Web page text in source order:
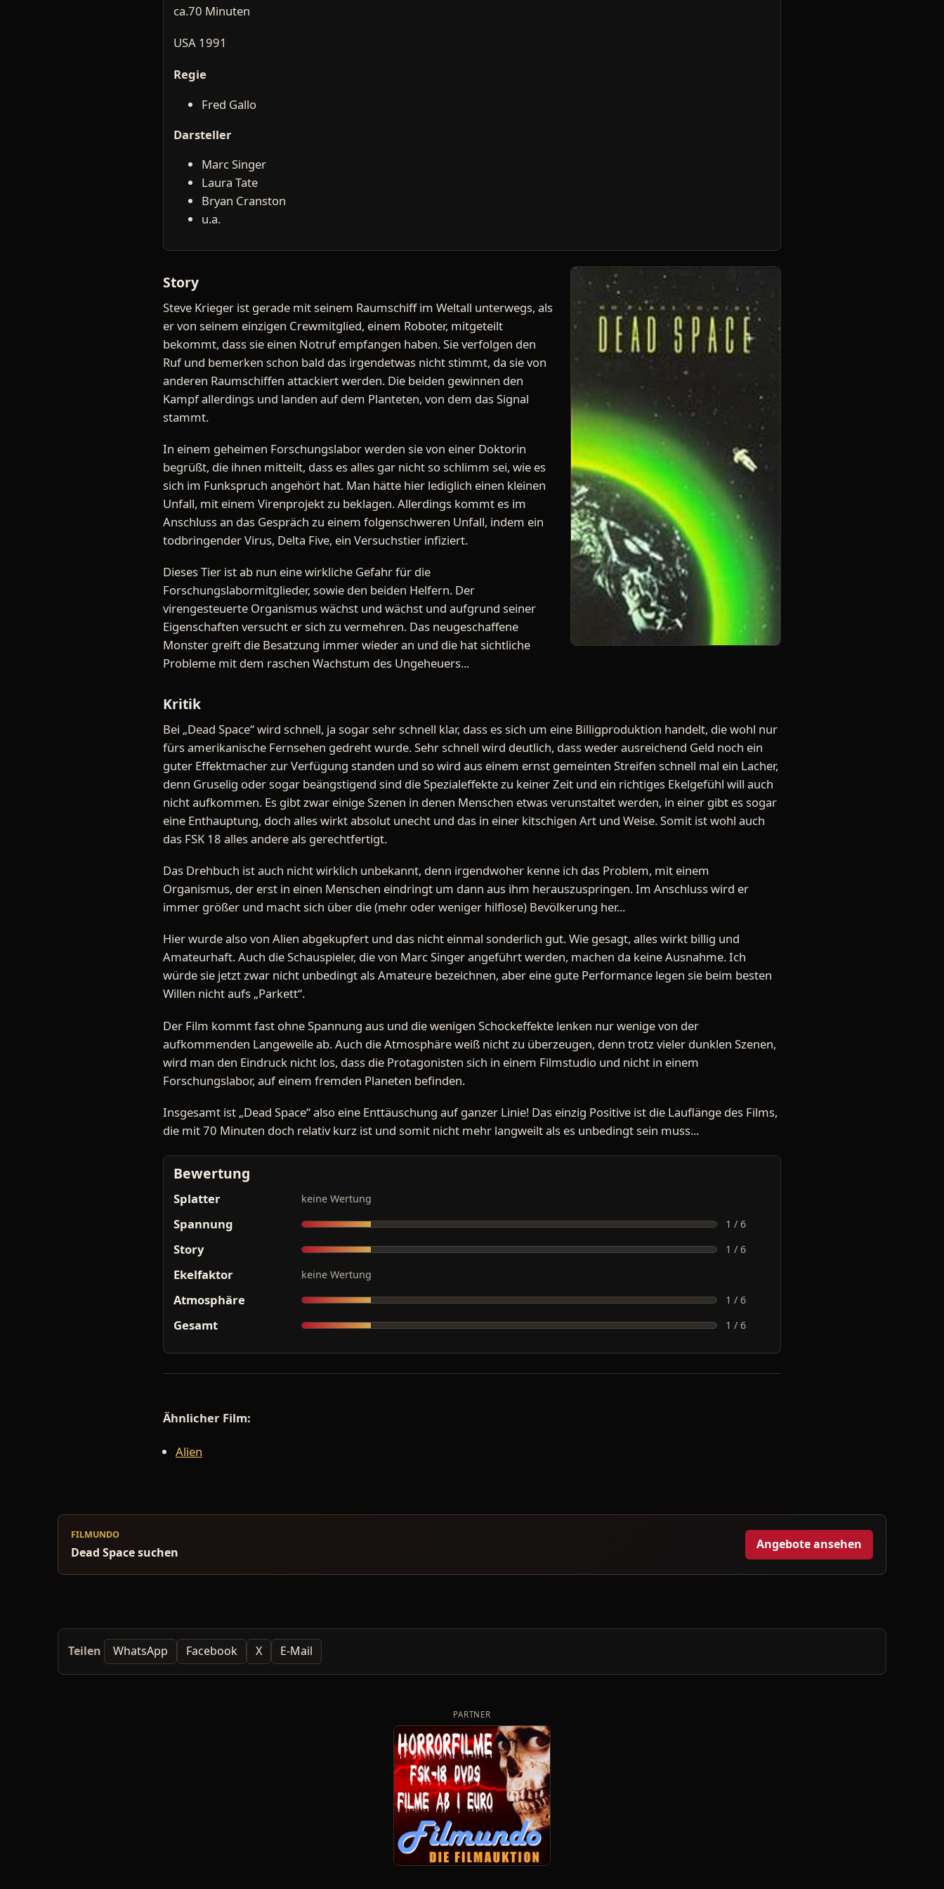
ca.70 Minuten
USA 1991
Regie
Fred Gallo
Darsteller
Marc Singer
Laura Tate
Bryan Cranston
u.a.
Story
Steve Krieger ist gerade mit seinem Raumschiff im Weltall unterwegs, als
er von seinem einzigen Crewmitglied, einem Roboter, mitgeteilt
bekommt, dass sie einen Notruf empfangen haben. Sie verfolgen den
Ruf und bemerken schon bald das irgendetwas nicht stimmt, da sie von
anderen Raumschiffen attackiert werden. Die beiden gewinnen den
Kampf allerdings und landen auf dem Planteten, von dem das Signal
stammt.
In einem geheimen Forschungslabor werden sie von einer Doktorin
begrüßt, die ihnen mitteilt, dass es alles gar nicht so schlimm sei, wie es
sich im Funkspruch angehört hat. Man hätte hier lediglich einen kleinen
Unfall, mit einem Virenprojekt zu beklagen. Allerdings kommt es im
Anschluss an das Gespräch zu einem folgenschweren Unfall, indem ein
todbringender Virus, Delta Five, ein Versuchstier infiziert.
Dieses Tier ist ab nun eine wirkliche Gefahr für die
Forschungslabormitglieder, sowie den beiden Helfern. Der
virengesteuerte Organismus wächst und wächst und aufgrund seiner
Eigenschaften versucht er sich zu vermehren. Das neugeschaffene
Monster greift die Besatzung immer wieder an und die hat sichtliche
Probleme mit dem raschen Wachstum des Ungeheuers...
Kritik
Bei „Dead Space“ wird schnell, ja sogar sehr schnell klar, dass es sich um eine Billigproduktion handelt, die wohl nur
fürs amerikanische Fernsehen gedreht wurde. Sehr schnell wird deutlich, dass weder ausreichend Geld noch ein
guter Effektmacher zur Verfügung standen und so wird aus einem ernst gemeinten Streifen schnell mal ein Lacher,
denn Gruselig oder sogar beängstigend sind die Spezialeffekte zu keiner Zeit und ein richtiges Ekelgefühl will auch
nicht aufkommen. Es gibt zwar einige Szenen in denen Menschen etwas verunstaltet werden, in einer gibt es sogar
eine Enthauptung, doch alles wirkt absolut unecht und das in einer kitschigen Art und Weise. Somit ist wohl auch
das FSK 18 alles andere als gerechtfertigt.
Das Drehbuch ist auch nicht wirklich unbekannt, denn irgendwoher kenne ich das Problem, mit einem
Organismus, der erst in einen Menschen eindringt um dann aus ihm herauszuspringen. Im Anschluss wird er
immer größer und macht sich über die (mehr oder weniger hilflose) Bevölkerung her...
Hier wurde also von Alien abgekupfert und das nicht einmal sonderlich gut. Wie gesagt, alles wirkt billig und
Amateurhaft. Auch die Schauspieler, die von Marc Singer angeführt werden, machen da keine Ausnahme. Ich
würde sie jetzt zwar nicht unbedingt als Amateure bezeichnen, aber eine gute Performance legen sie beim besten
Willen nicht aufs „Parkett“.
Der Film kommt fast ohne Spannung aus und die wenigen Schockeffekte lenken nur wenige von der
aufkommenden Langeweile ab. Auch die Atmosphäre weiß nicht zu überzeugen, denn trotz vieler dunklen Szenen,
wird man den Eindruck nicht los, dass die Protagonisten sich in einem Filmstudio und nicht in einem
Forschungslabor, auf einem fremden Planeten befinden.
Insgesamt ist „Dead Space“ also eine Enttäuschung auf ganzer Linie! Das einzig Positive ist die Lauflänge des Films,
die mit 70 Minuten doch relativ kurz ist und somit nicht mehr langweilt als es unbedingt sein muss...
Bewertung
Splatter keine Wertung
Spannung 1 / 6
Story 1 / 6
Ekelfaktor keine Wertung
Atmosphäre 1 / 6
Gesamt 1 / 6
Ähnlicher Film:
Alien
FILMUNDO
Dead Space suchen
Angebote ansehen
Teilen WhatsApp Facebook X E-Mail
PARTNER